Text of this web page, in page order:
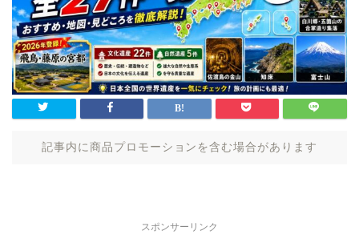
記事内に商品プロモーションを含む場合があります
スポンサーリンク